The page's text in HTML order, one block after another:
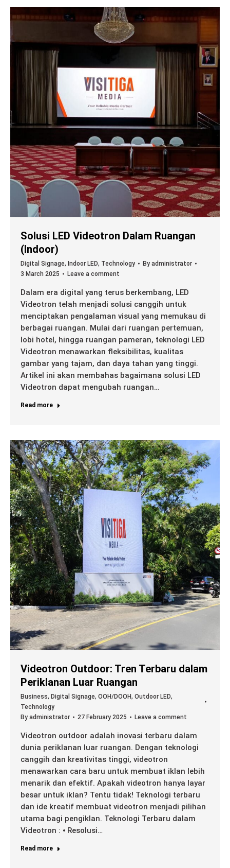
Solusi LED Videotron Dalam Ruangan
(Indoor)
Digital Signage, Indoor LED, Technology By administrator
3 March 2025
Leave a comment
Dalam era digital yang terus berkembang, LED
Videotron telah menjadi solusi canggih untuk
menciptakan pengalaman visual yang memukau di
berbagai ruangan. Mulai dari ruangan pertemuan,
lobi hotel, hingga ruangan pameran, teknologi LED
Videotron menawarkan fleksibilitas, kualitas
gambar yang tajam, dan daya tahan yang tinggi.
Artikel ini akan membahas bagaimana solusi LED
Videotron dapat mengubah ruangan…
Read more
Videotron Outdoor: Tren Terbaru dalam
Periklanan Luar Ruangan
Business, Digital Signage, OOH/DOOH, Outdoor LED,
Technology
By administrator 27 February 2025 Leave a comment
Videotron outdoor adalah inovasi terbaru dalam
dunia periklanan luar ruangan. Dengan teknologi
canggih dan kreativitas tinggi, videotron
menawarkan cara baru untuk membuat iklan lebih
menarik dan efektif. Apakah videotron hanya layar
besar untuk iklan? Tentu tidak! Teknologi terbaru
dan ide kreatif membuat videotron menjadi pilihan
utama bagi pengiklan. Teknologi Terbaru dalam
Videotron : ⦁ Resolusi…
Read more